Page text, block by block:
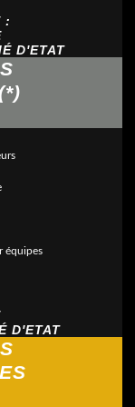
:
D'ETAT
équipes
D'ETAT